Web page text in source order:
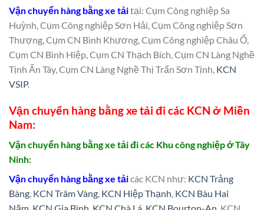
Vận chuyển hàng bằng xe tảitại: Cụm Công nghiệp Sa
Huỳnh, Cụm Công nghiệp Sơn Hải, Cụm Công nghiệp Sơn
Thượng, Cụm CN Bình Khương, Cụm Công nghiệp Châu Ổ,
Cụm CN Bình Hiệp, Cụm CN Thạch Bích, Cụm CN Làng Nghề
Tịnh Ấn Tây, Cụm CN Làng Nghề Thị Trấn Sơn Tịnh, KCN
VSIP.
Vận chuyển hàng bằng xe tải đi các KCN ở Miền
Nam:
Vận chuyển hàng bằng xe tải đi các Khu công nghiệp ở Tây
Ninh:
Vận chuyển hàng bằng xe tảicác KCN như: KCN Trảng
Bàng, KCN Trâm Vàng, KCN Hiệp Thạnh, KCN Bàu Hai